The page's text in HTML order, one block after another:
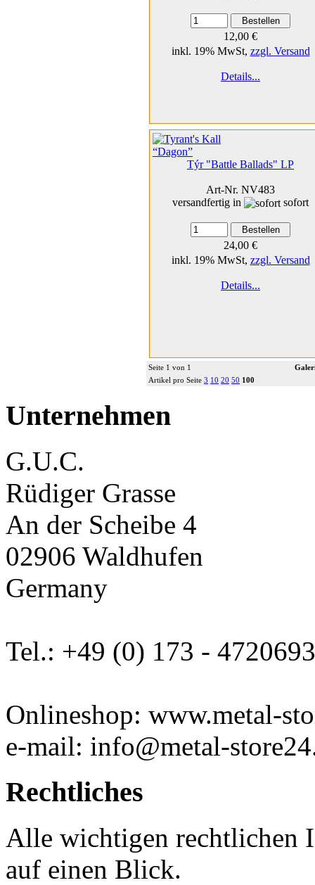
12,00 €
inkl. 19% MwSt, zzgl. Versand
Details...
Týr "Battle Ballads" LP
Art-Nr. NV483
versandfertig in
sofort
24,00 €
inkl. 19% MwSt, zzgl. Versand
Details...
Seite 1 von 1
Artikel pro Seite 3 10 20 50 100
Unternehmen
G.U.C.
Rüdiger Grasse
An der Scheibe 4
02906 Waldhufen
Germany
Tel.: +49 (0) 173 - 4720693
Onlineshop: www.metal-
e-mail: info@metal-
Rechtliches
Alle wichtigen rechtlichen
auf einen Blick.